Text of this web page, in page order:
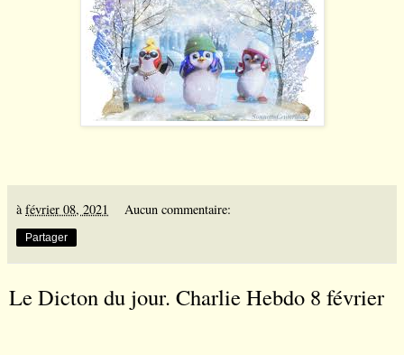
àfévrier 08, 2021 Aucun commentaire:
Partager
Le Dicton du jour. Charlie Hebdo 8 février